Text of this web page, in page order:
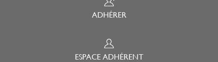
ADHÉRER
ESPACE ADHÉRENT